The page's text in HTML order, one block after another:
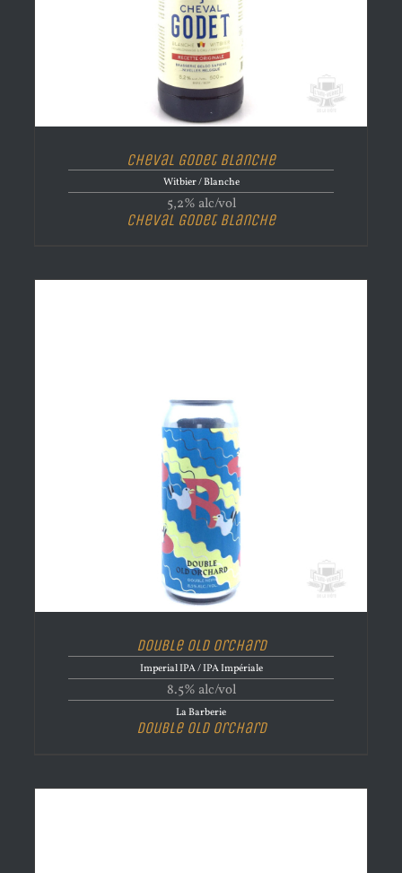
Cheval Godet Blanche
Witbier / Blanche
5,2% alc/vol
Cheval Godet Blanche
Double Old Orchard
Imperial IPA / IPA Impériale
8.5% alc/vol
La Barberie
Double Old Orchard